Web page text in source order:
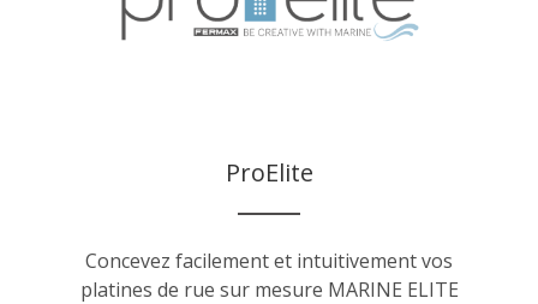
ProElite
Concevez facilement et intuitivement vos
platines de rue sur mesure MARINE ELITE